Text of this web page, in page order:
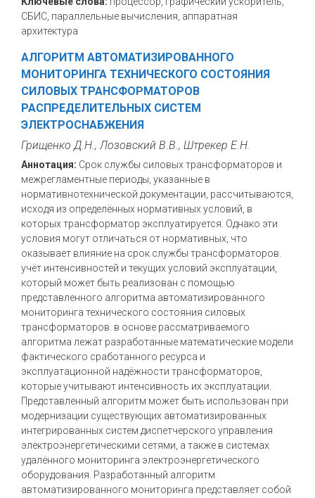
СБИС, параллельные вычисления, аппаратная
архитектура
АЛГОРИТМ АВТОМАТИЗИРОВАННОГО
МОНИТОРИНГА ТЕХНИЧЕСКОГО СОСТОЯНИЯ
СИЛОВЫХ ТРАНСФОРМАТОРОВ
РАСПРЕДЕЛИТЕЛЬНЫХ СИСТЕМ
ЭЛЕКТРОСНАБЖЕНИЯ
Грищенко Д.Н., Лозовский В.В., Штрекер Е.Н.
Аннотация: Срок службы силовых трансформаторов и
межрегламентные периоды, указанные в
нормативнотехнической документации, рассчитываются,
исходя из определённых нормативных условий, в
которых трансформатор эксплуатируется. Однако эти
условия могут отличаться от нормативных, что
оказывает влияние на срок службы трансформаторов.
учёт интенсивностей и текущих условий эксплуатации,
который может быть реализован с помощью
представленного алгоритма автоматизированного
мониторинга технического состояния силовых
трансформаторов. в основе рассматриваемого
алгоритма лежат разработанные математические модели
фактического сработанного ресурса и
эксплуатационной надёжности трансформаторов,
которые учитывают интенсивность их эксплуатации.
Представленный алгоритм может быть использован при
модернизации существующих автоматизированных
интегрированных систем диспетчерского управления
электроэнергетическими сетями, а также в системах
удалённого мониторинга электроэнергетического
оборудования. Разработанный алгоритм
автоматизированного мониторинга представляет собой